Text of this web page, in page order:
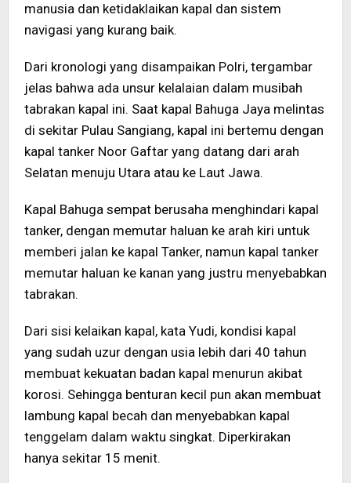
manusia dan ketidaklaikan kapal dan sistem
navigasi yang kurang baik.
Dari kronologi yang disampaikan Polri, tergambar
jelas bahwa ada unsur kelalaian dalam musibah
tabrakan kapal ini. Saat kapal Bahuga Jaya melintas
di sekitar Pulau Sangiang, kapal ini bertemu dengan
kapal tanker Noor Gaftar yang datang dari arah
Selatan menuju Utara atau ke Laut Jawa.
Kapal Bahuga sempat berusaha menghindari kapal
tanker, dengan memutar haluan ke arah kiri untuk
memberi jalan ke kapal Tanker, namun kapal tanker
memutar haluan ke kanan yang justru menyebabkan
tabrakan.
Dari sisi kelaikan kapal, kata Yudi, kondisi kapal
yang sudah uzur dengan usia lebih dari 40 tahun
membuat kekuatan badan kapal menurun akibat
korosi. Sehingga benturan kecil pun akan membuat
lambung kapal becah dan menyebabkan kapal
tenggelam dalam waktu singkat. Diperkirakan
hanya sekitar 15 menit.